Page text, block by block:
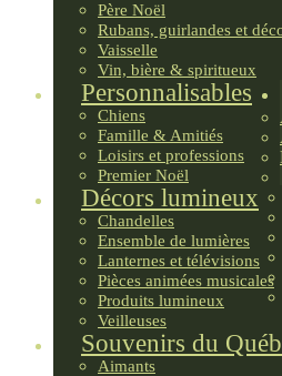
Père Noël
Rubans, guirlandes et
Vaisselle
Vin, bière & spiritueux
Personnalisables
Chiens
Famille & Amitiés
Loisirs et professions
Premier Noël
Décors lumineux
Chandelles
Ensemble de lumières
Lanternes et télévisions
Pièces animées musicales
Produits lumineux
Veilleuses
Souvenirs du
Aimants